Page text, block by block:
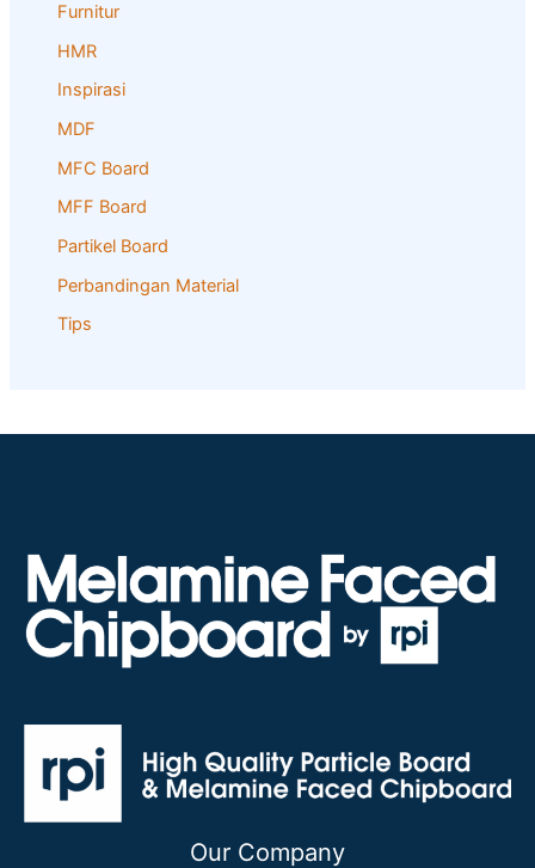
Furnitur
HMR
Inspirasi
MDF
MFC Board
MFF Board
Partikel Board
Perbandingan Material
Tips
Our Company